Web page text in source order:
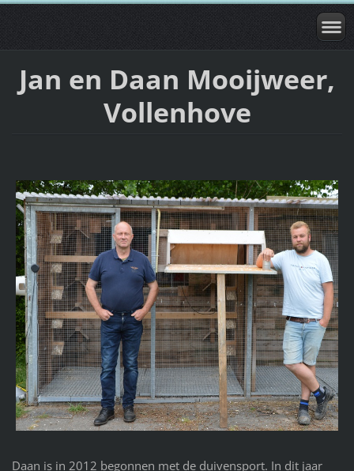
Jan en Daan Mooijweer,
Vollenhove
Daan is in 2012 begonnen met de duivensport. In dit jaar